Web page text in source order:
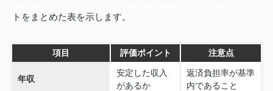
トをまとめた表を示します。
項目 評価ポイント 注意点
年収
安定した収入
があるか
返済負担率が基準
内であること